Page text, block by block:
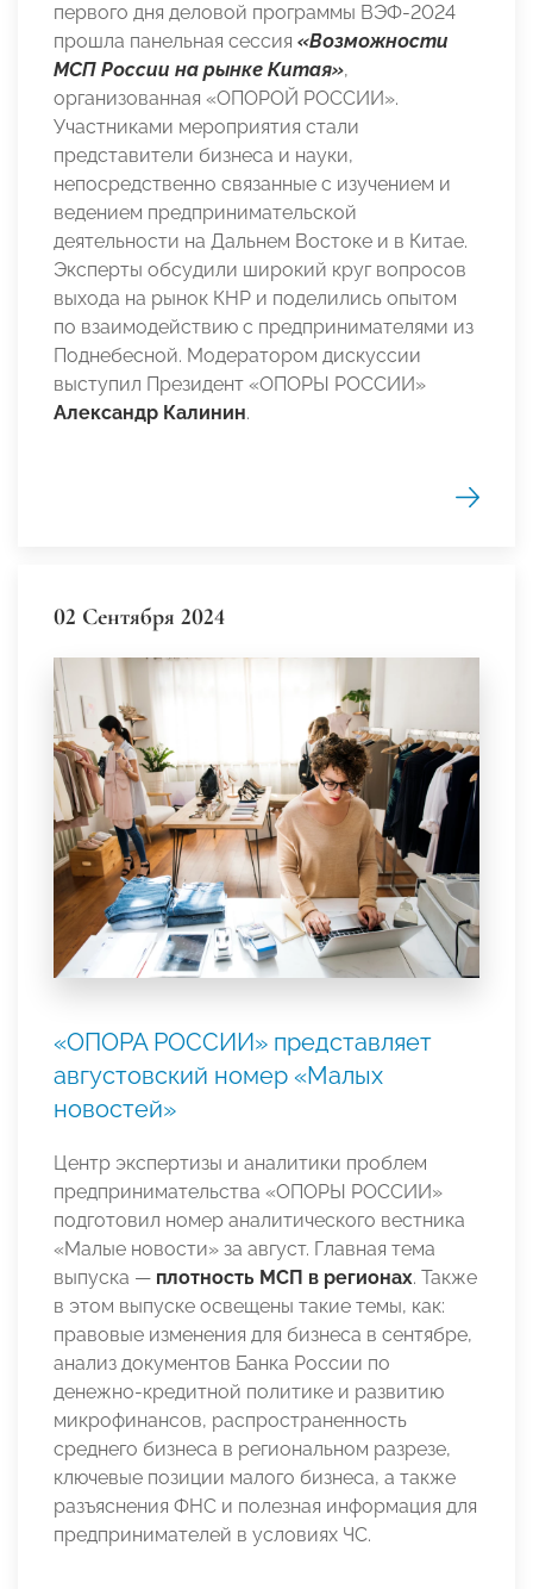
первого дня деловой программы ВЭФ-2024
прошла панельная сессия «Возможности
МСП России на рынке Китая»,
организованная «ОПОРОЙ РОССИИ».
Участниками мероприятия стали
представители бизнеса и науки,
непосредственно связанные с изучением и
ведением предпринимательской
деятельности на Дальнем Востоке и в Китае.
Эксперты обсудили широкий круг вопросов
выхода на рынок КНР и поделились опытом
по взаимодействию с предпринимателями из
Поднебесной. Модератором дискуссии
выступил Президент «ОПОРЫ РОССИИ»
Александр Калинин.
02 Сентября 2024
«ОПОРА РОССИИ» представляет
августовский номер «Малых
новостей»
Центр экспертизы и аналитики проблем
предпринимательства «ОПОРЫ РОССИИ»
подготовил номер аналитического вестника
«Малые новости» за август. Главная тема
выпуска — плотность МСП в регионах. Также
в этом выпуске освещены такие темы, как:
правовые изменения для бизнеса в сентябре,
анализ документов Банка России по
денежно-кредитной политике и развитию
микрофинансов, распространенность
среднего бизнеса в региональном разрезе,
ключевые позиции малого бизнеса, а также
разъяснения ФНС и полезная информация для
предпринимателей в условиях ЧС.